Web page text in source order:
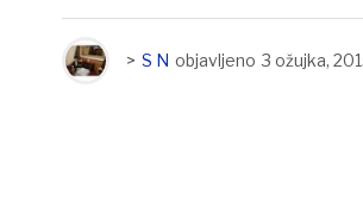
> S N objavljeno 3 ožujka,